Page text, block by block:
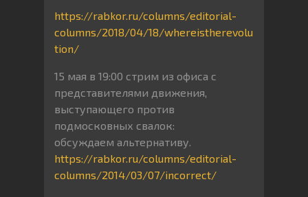
https://rabkor.ru/columns/editorial-
columns/2018/04/18/whereistherevolu
tion/
15 мая в 19:00 стрим из офиса с
представителями движения,
выступающего против
подмосковных свалок:
обсуждаем альтернативу.
https://rabkor.ru/columns/editorial-
columns/2014/03/07/incorrect/